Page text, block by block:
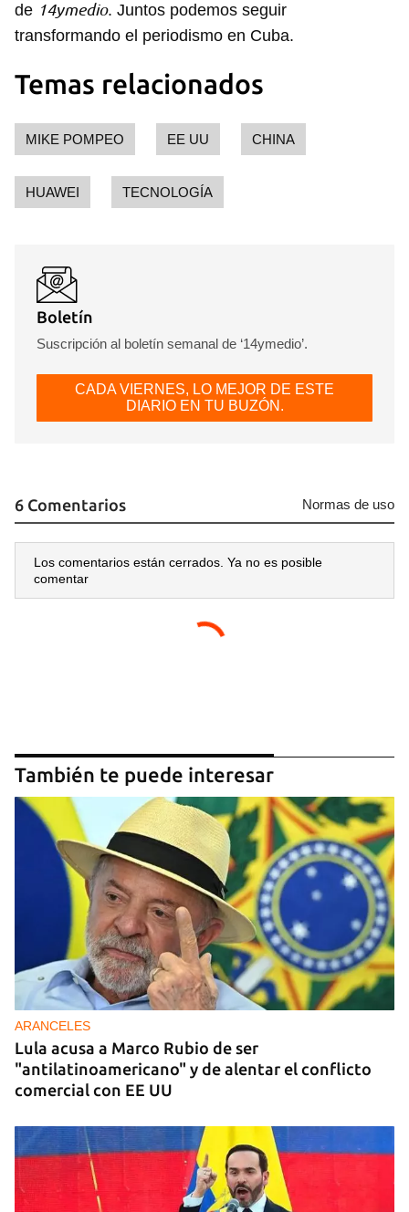
Guardar como favorito
iniciar sesión con tu cuenta de 14ymedio.
INICIAR SESIÓN CANCELAR
de 14ymedio. Juntos podemos seguir
transformando el periodismo en Cuba.
Temas relacionados
MIKE POMPEO EE UU CHINA
HUAWEI TECNOLOGÍA
Boletín
Suscripción al boletín semanal de ‘14ymedio’.
CADA VIERNES, LO MEJOR DE ESTE
DIARIO EN TU BUZÓN.
6 Comentarios Normas de uso
Los comentarios están cerrados. Ya no es posible
comentar
También te puede interesar
ARANCELES
Lula acusa a Marco Rubio de ser
"antilatinoamericano" y de alentar el conflicto
comercial con EE UU